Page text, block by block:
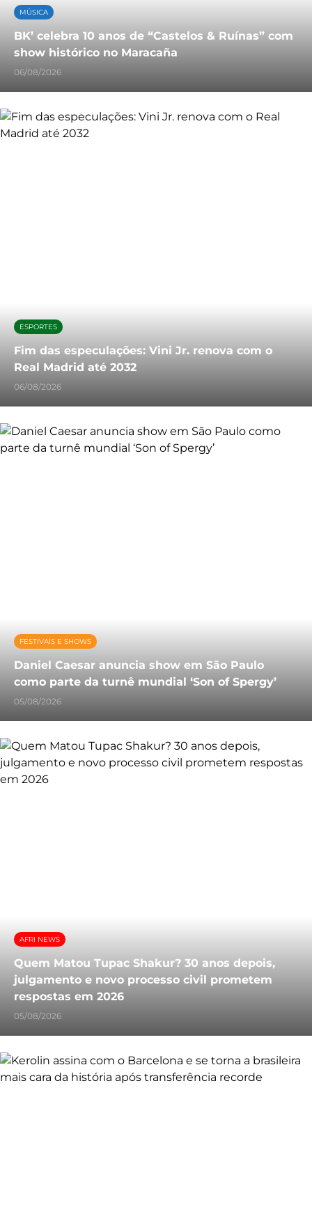
MÚSICA
BK’ celebra 10 anos de “Castelos & Ruínas” com
show histórico no Maracaña
06/08/2026
ESPORTES
Fim das especulações: Vini Jr. renova com o
Real Madrid até 2032
06/08/2026
FESTIVAIS E SHOWS
Daniel Caesar anuncia show em São Paulo
como parte da turnê mundial ‘Son of Spergy’
05/08/2026
AFRI NEWS
Quem Matou Tupac Shakur? 30 anos depois,
julgamento e novo processo civil prometem
respostas em 2026
05/08/2026